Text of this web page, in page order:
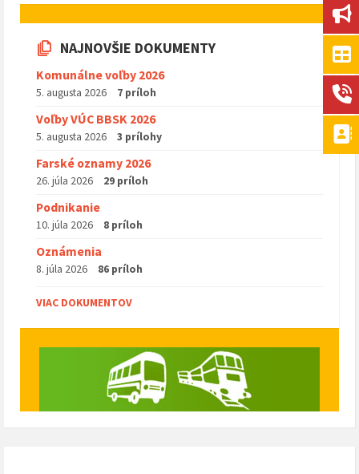
NAJNOVŠIE DOKUMENTY
Komunálne voľby 2026
5. augusta 2026 7 príloh
Voľby VÚC BBSK 2026
5. augusta 2026 3 prílohy
Farské oznamy 2026
26. júla 2026 29 príloh
Podnikanie
10. júla 2026 8 príloh
Oznámenia
8. júla 2026 86 príloh
VIAC DOKUMENTOV